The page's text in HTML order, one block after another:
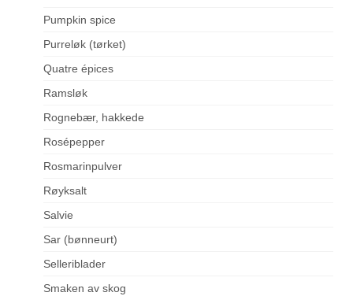
Pumpkin spice
Purreløk (tørket)
Quatre épices
Ramsløk
Rognebær, hakkede
Rosépepper
Rosmarinpulver
Røyksalt
Salvie
Sar (bønneurt)
Selleriblader
Smaken av skog